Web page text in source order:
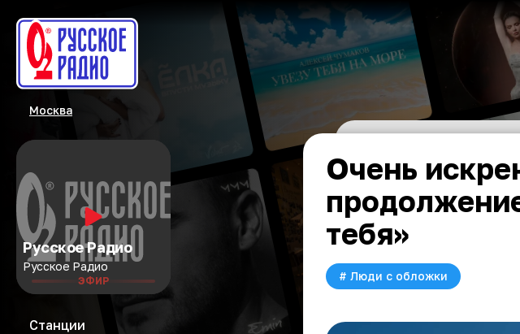
Москва
Русское Радио
Русское Радио
ЭФИР
Станции
Очень
тебя»
# Люди с обложки